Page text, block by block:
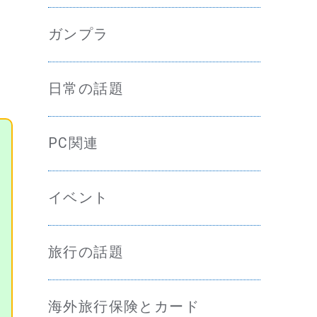
ガンプラ
日常の話題
PC関連
イベント
旅行の話題
海外旅行保険とカード